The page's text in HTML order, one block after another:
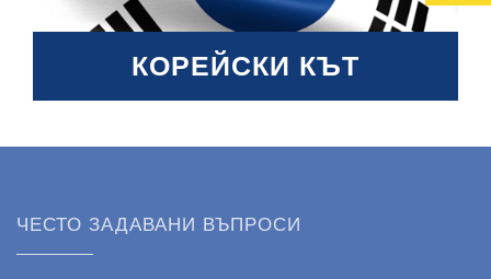
КОРЕЙСКИ КЪТ
ЧЕСТО ЗАДАВАНИ ВЪПРОСИ